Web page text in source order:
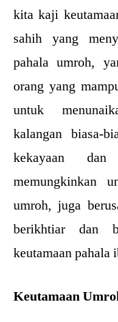
kita kaji
sahih yang
pahala umroh,
orang yang
untuk
kalangan biasa-
kekayaan dan
memungkinkan
umroh, juga
berikhtiar dan
keutamaan pahala
Keutamaan